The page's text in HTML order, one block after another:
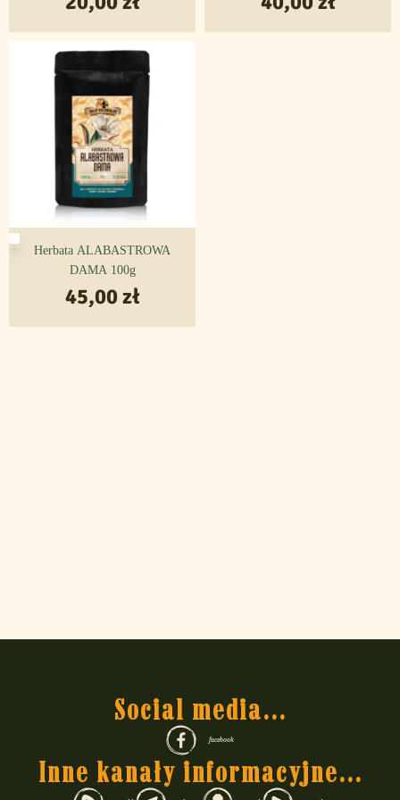
Herbata ALABASTROWA
DAMA 100g
45,00 zł
Social media...
facebook
Inne kanały informacyjne...